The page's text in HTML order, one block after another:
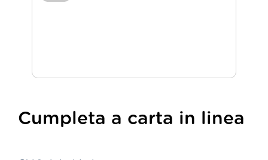
Cumpleta a carta in linea